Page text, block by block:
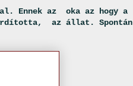
Ennek az oka az hogy a
az állat. Spontán